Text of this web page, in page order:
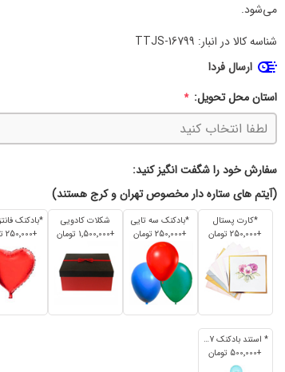
می‌شود.
شناسه کالا در انبار: TTJS-16799
ارسال فردا
استان محل تحویل: *
سفارش خود را شگفت انگیز کنید:
(آیتم های ستاره دار مخصوص تهران و کرج هستند)
*کارت پستال
+250٬000 تومان
*بادکنک سه تایی
+250٬000 تومان
شکلات کادویی
+1٬500٬000 تومان
+250٬000 تومان
* استند بادکنک 7 تایی
+500٬000 تومان